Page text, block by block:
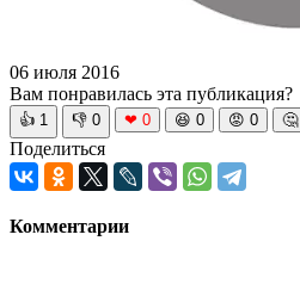
06 июля 2016
Вам понравилась эта публикация?
👍 1 👎 0 ❤ 0 😆 0 😡 0 🤔
Поделиться
Комментарии